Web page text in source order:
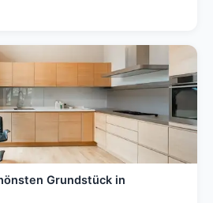
Grundstück in